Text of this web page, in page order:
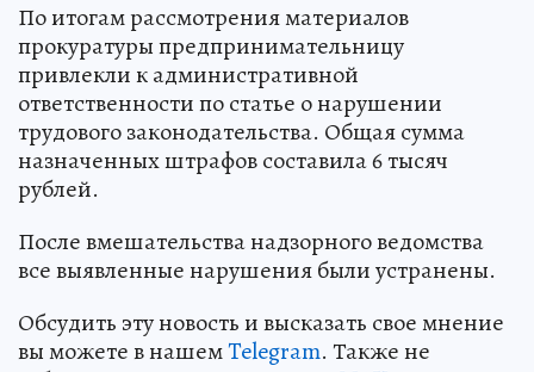
По итогам рассмотрения материалов
прокуратуры предпринимательницу
привлекли к административной
ответственности по статье о нарушении
трудового законодательства. Общая сумма
назначенных штрафов составила 6 тысяч
рублей.
После вмешательства надзорного ведомства
все выявленные нарушения были устранены.
Обсудить эту новость и высказать свое мнение
вы можете в нашемTelegram. Также не